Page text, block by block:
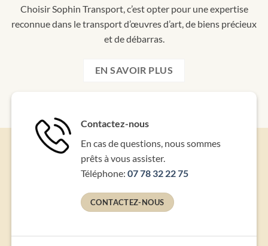
Choisir Sophin Transport, c’est opter pour une expertise
reconnue dans le transport d’œuvres d’art, de biens précieux
et de débarras.
EN SAVOIR PLUS
Contactez-nous
En cas de questions, nous sommes
prêts à vous assister.
Téléphone: 07 78 32 22 75
CONTACTEZ-NOUS